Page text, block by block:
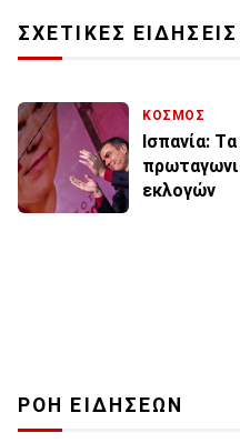
ΣΧΕΤΙΚΕΣ ΕΙΔΗΣΕΙΣ
ΚΟΣΜΟΣ
Ισπανία:
εκλογών
ΡΟΗ ΕΙΔΗΣΕΩΝ